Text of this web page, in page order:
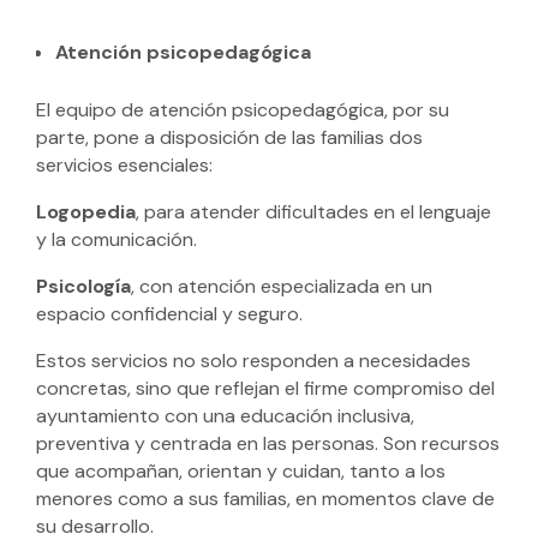
Atención psicopedagógica
El equipo de atención psicopedagógica, por su
parte, pone a disposición de las familias dos
servicios esenciales:
Logopedia, para atender dificultades en el lenguaje
y la comunicación.
Psicología, con atención especializada en un
espacio confidencial y seguro.
Estos servicios no solo responden a necesidades
concretas, sino que reflejan el firme compromiso del
ayuntamiento con una educación inclusiva,
preventiva y centrada en las personas. Son recursos
que acompañan, orientan y cuidan, tanto a los
menores como a sus familias, en momentos clave de
su desarrollo.